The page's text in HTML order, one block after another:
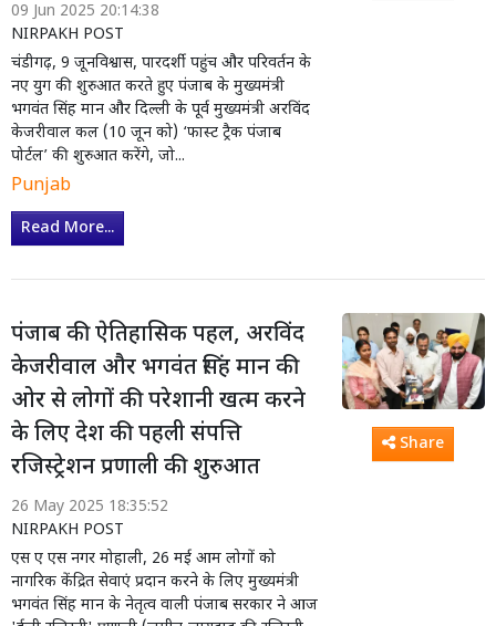
09 Jun 2025 20:14:38
NIRPAKH POST
चंडीगढ़, 9 जूनविश्वास, पारदर्शी पहुंच और परिवर्तन के
नए युग की शुरुआत करते हुए पंजाब के मुख्यमंत्री
भगवंत सिंह मान और दिल्ली के पूर्व मुख्यमंत्री अरविंद
केजरीवाल कल (10 जून को) ‘फास्ट ट्रैक पंजाब
पोर्टल’ की शुरुआत करेंगे, जो...
Punjab
Read More...
पंजाब की ऐतिहासिक पहल, अरविंद
केजरीवाल और भगवंत सिंह मान की
ओर से लोगों की परेशानी खत्म करने
के लिए देश की पहली संपत्ति
रजिस्ट्रेशन प्रणाली की शुरुआत
26 May 2025 18:35:52
NIRPAKH POST
एस ए एस नगर मोहाली, 26 मई आम लोगों को
नागरिक केंद्रित सेवाएं प्रदान करने के लिए मुख्यमंत्री
भगवंत सिंह मान के नेतृत्व वाली पंजाब सरकार ने आज
Share